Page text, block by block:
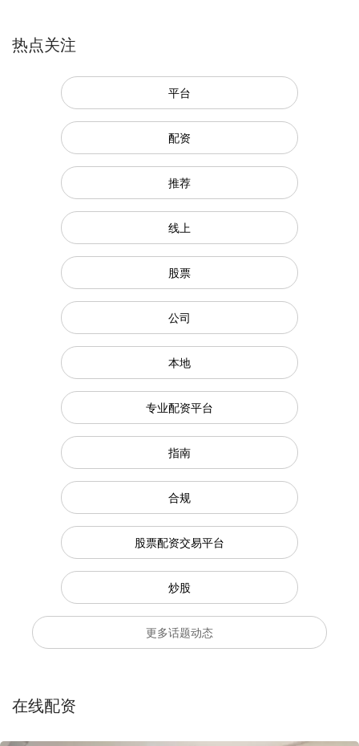
热点关注
平台
配资
推荐
线上
股票
公司
本地
专业配资平台
指南
合规
股票配资交易平台
炒股
更多话题动态
在线配资